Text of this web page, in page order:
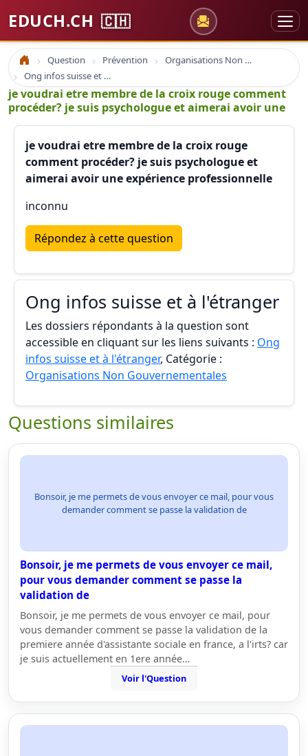
EDUCH.CH 🇨🇭
Accueil Question Prévention
Organisations Non Gouvernementales
Ong infos suisse et à l'étranger
je voudrai etre membre de la croix rouge comment
procéder? je suis psychologue et aimerai avoir une
je voudrai etre membre de la croix rouge
comment procéder? je suis psychologue et
aimerai avoir une expérience professionnelle
inconnu
Répondez à cette question
Ong infos suisse et à l'étranger
Les dossiers répondants à la question sont
accessible en cliquant sur les liens suivants : Ong
infos suisse et à l'étranger, Catégorie :
Organisations Non Gouvernementales
Questions similaires
Bonsoir, je me permets de vous envoyer ce mail, pour vous
demander comment se passe la validation de
Bonsoir, je me permets de vous envoyer ce mail,
pour vous demander comment se passe la
validation de
Bonsoir, je me permets de vous envoyer ce mail, pour
vous demander comment se passe la validation de la
premiere année d'assistante sociale en france, a l'irts? car
je suis actuellement en 1ere année…
Voir l'Question